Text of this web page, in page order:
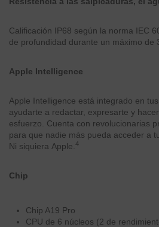
Calificación IP68 según la norma IEC
de profundidad durante un máximo de
Apple Intelligence
Apple Intelligence está integrado en
ayudarte a redactar, expresarte y
esfuerzo. Cuenta con revolucionarias
para que nadie más pueda acceder a
Ni siquiera Apple. 4
Chip
Chip A19 Pro
CPU de 6 núcleos (2 de